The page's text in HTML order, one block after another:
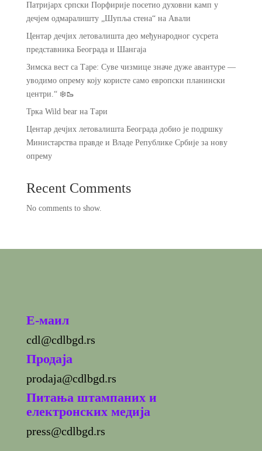
Патријарх српски Порфирије посетио духовни камп у
дечјем одмаралишту „Шупља стена“ на Авали
Центар дечјих летовалишта део међународног сусрета
представника Београда и Шангаја
Зимска вест са Таре: Суве чизмице значе дуже авантуре —
уводимо опрему коју користе само европски планински
центри.“ ❄️🥾
Трка Wild bear на Тари
Центар дечјих летовалишта Београда добио је подршку
Министарства правде и Владе Републике Србије за нову
опрему
Recent Comments
No comments to show.
E-маил
cdl@cdlbgd.rs
Продаја
prodaja@cdlbgd.rs
Питања штампаних и
електронских медија
press@cdlbgd.rs